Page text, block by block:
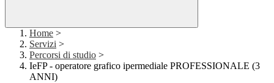
Home >
Servizi >
Percorsi di studio >
IeFP - operatore grafico ipermediale PROFESSIONALE (3
ANNI)